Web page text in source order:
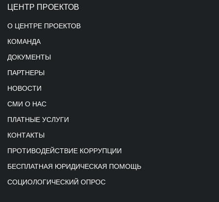
ЦЕНТР ПРОЕКТОВ
О ЦЕНТРЕ ПРОЕКТОВ
КОМАНДА
ДОКУМЕНТЫ
ПАРТНЕРЫ
НОВОСТИ
СМИ О НАС
ПЛАТНЫЕ УСЛУГИ
КОНТАКТЫ
ПРОТИВОДЕЙСТВИЕ КОРРУПЦИИ
БЕСПЛАТНАЯ ЮРИДИЧЕСКАЯ ПОМОЩЬ
СОЦИОЛОГИЧЕСКИЙ ОПРОС